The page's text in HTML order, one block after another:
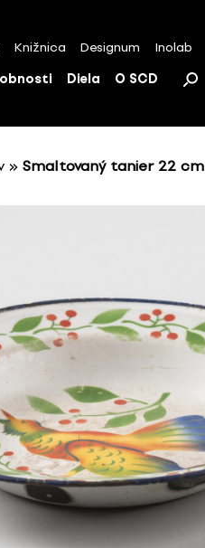
Knižnica Designum Inolab
Diela O SCD
» Smaltovaný tanier 22 cm